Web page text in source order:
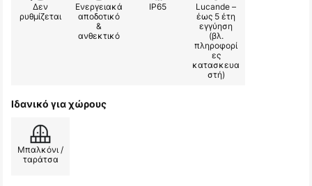
Δεν
ρυθμίζεται
Ενεργειακά
αποδοτικό
&
ανθεκτικό
IP65
Lucande –
έως 5 έτη
εγγύηση
(βλ.
πληροφορί
ες
κατασκευα
στή)
Ιδανικό για χώρους
Μπαλκόνι /
ταράτσα